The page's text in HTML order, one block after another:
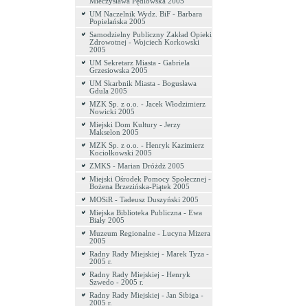
UM Naczelnik Wydz. BiF - Barbara
Popielańska 2005
Samodzielny Publiczny Zakład Opieki
Zdrowotnej - Wojciech Korkowski
2005
UM Sekretarz Miasta - Gabriela
Grzesiowska 2005
UM Skarbnik Miasta - Bogusława
Gdula 2005
MZK Sp. z o.o. - Jacek Włodzimierz
Nowicki 2005
Miejski Dom Kultury - Jerzy
Makselon 2005
MZK Sp. z o.o. - Henryk Kazimierz
Kociołkowski 2005
ZMKS - Marian Dróżdż 2005
Miejski Ośrodek Pomocy Społecznej -
Bożena Brzezińska-Piątek 2005
MOSiR - Tadeusz Duszyński 2005
Miejska Biblioteka Publiczna - Ewa
Biały 2005
Muzeum Regionalne - Lucyna Mizera
2005
Radny Rady Miejskiej - Marek Tyza -
2005 r.
Radny Rady Miejskiej - Henryk
Szwedo - 2005 r.
Radny Rady Miejskiej - Jan Sibiga -
2005 r.